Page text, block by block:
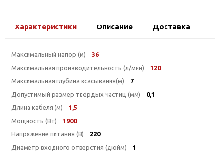
Характеристики Описание Доставка
Максимальный напор (м)
36
Максимальная производительность (л/мин)
120
Максимальная глубина всасывания(м)
7
Допустимый размер твёрдых частиц (мм)
0,1
Длина кабеля (м)
1,5
Мощность (Вт)
1900
Напряжение питания (В)
220
Диаметр входного отверстия (дюйм)
1